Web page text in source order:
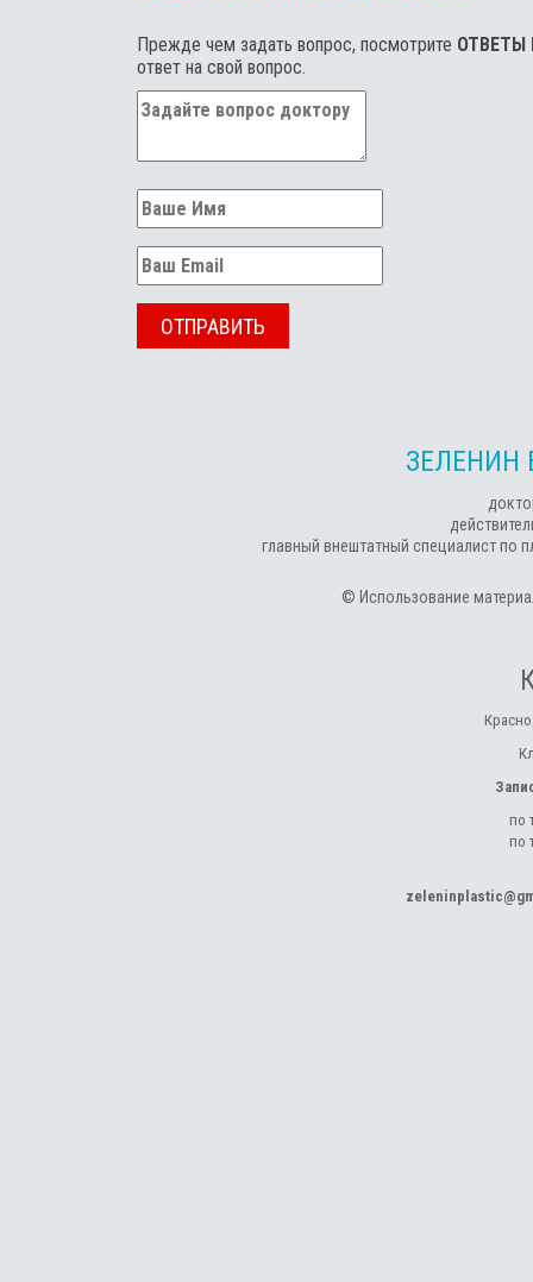
Прежде чем задать вопрос, посмотрите ОТВЕТЫ
ответ на свой вопрос.
ОТПРАВИТЬ
ЗЕЛЕНИН
главный внештатный специалист по
© Использование
по
по